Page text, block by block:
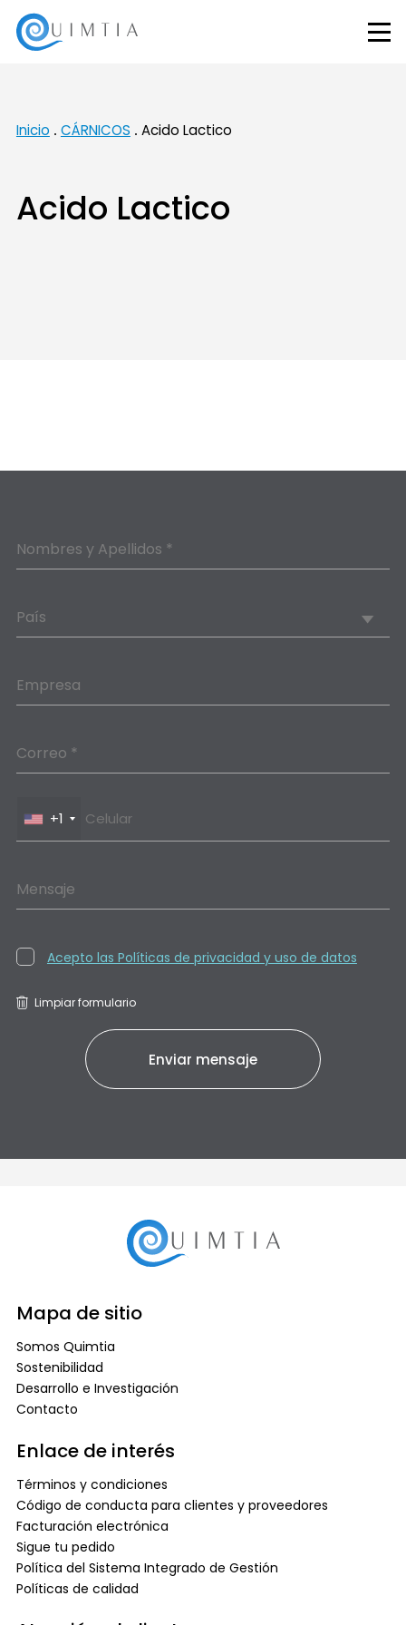
Inicio CÁRNICOS Acido Lactico
Acido Lactico
Nombres y Apellidos *
País
Empresa
Correo *
+1
Mensaje
Acepto las Políticas de privacidad y uso de datos
Limpiar formulario
Mapa de sitio
Somos Quimtia
Sostenibilidad
Desarrollo e Investigación
Contacto
Enlace de interés
Términos y condiciones
Código de conducta para clientes y proveedores
Facturación electrónica
Sigue tu pedido
Política del Sistema Integrado de Gestión
Políticas de calidad